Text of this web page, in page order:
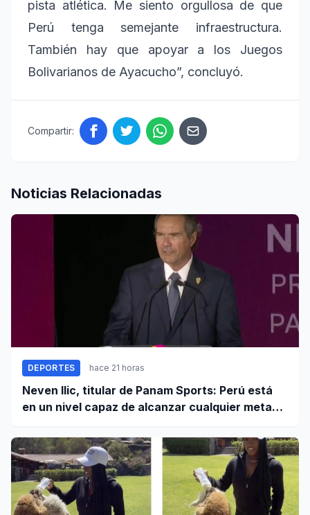
pista atlética. Me siento orgullosa de que
Perú tenga semejante infraestructura.
También hay que apoyar a los Juegos
Bolivarianos de Ayacucho”, concluyó.
Compartir:
Noticias Relacionadas
DEPORTES hace 21 horas
Neven Ilic, titular de Panam Sports: Perú está
en un nivel capaz de alcanzar cualquier meta